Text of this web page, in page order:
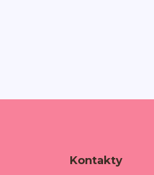
Kontakty